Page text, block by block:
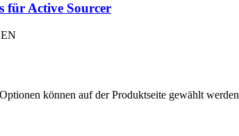
für Active Sourcer
können auf der Produktseite gewählt werden